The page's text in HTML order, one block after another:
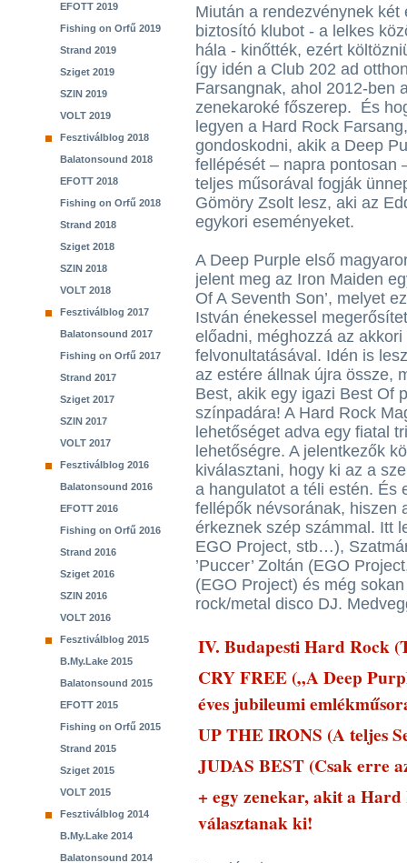
EFOTT 2019
Fishing on Orfű 2019
Strand 2019
Sziget 2019
SZIN 2019
VOLT 2019
Fesztiválblog 2018
Balatonsound 2018
EFOTT 2018
Fishing on Orfű 2018
Strand 2018
Sziget 2018
SZIN 2018
VOLT 2018
Fesztiválblog 2017
Balatonsound 2017
Fishing on Orfű 2017
Strand 2017
Sziget 2017
SZIN 2017
VOLT 2017
Fesztiválblog 2016
Balatonsound 2016
EFOTT 2016
Fishing on Orfű 2016
Strand 2016
Sziget 2016
SZIN 2016
VOLT 2016
Fesztiválblog 2015
B.My.Lake 2015
Balatonsound 2015
EFOTT 2015
Fishing on Orfű 2015
Strand 2015
Sziget 2015
VOLT 2015
Fesztiválblog 2014
B.My.Lake 2014
Balatonsound 2014
Miután a rendezvénynek két
biztosító klubot - a lelkes
hála - kinőtték, ezért
így idén a Club 202 ad
Farsangnak, ahol 2012-ben
zenekaroké főszerep. És
legyen a Hard Rock
gondoskodni, akik a Deep
fellépését – napra pontosan
teljes műsorával fogják
Gömöry Zsolt lesz, aki az
egykori eseményeket.
A Deep Purple első
jelent meg az Iron Maiden
Of A Seventh Son’, melyet
István énekessel
előadni, méghozzá az
felvonultatásával. Idén is
az estére állnak újra össze,
Best, akik egy igazi Best Of
színpadára! A Hard Rock
lehetőséget adva egy fiatal
lehetőségre. A jelentkezők
kiválasztani, hogy ki az a
a hangulatot a téli estén. És
fellépők névsorának, hiszen
érkeznek szép számmal. Itt
EGO Project, stb…),
’Puccer’ Zoltán (EGO
(EGO Project) és még
rock/metal disco DJ.
IV. Budapesti Hard Rock
CRY FREE („A Deep
éves jubileumi
UP THE IRONS (A teljes
JUDAS BEST (Csak erre
+ egy zenekar, akit a
választanak ki!